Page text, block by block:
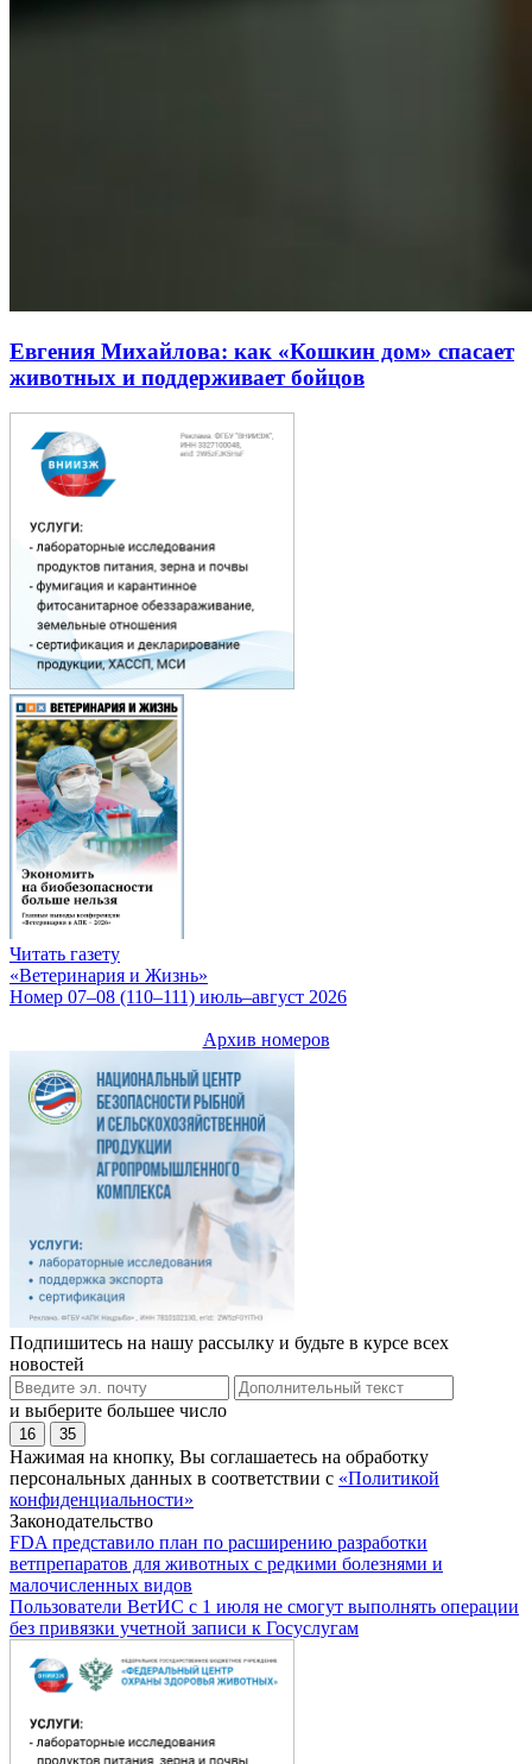
Евгения Михайлова: как «Кошкин дом» спасает
животных и поддерживает бойцов
Читать газету
«Ветеринария и Жизнь»
Номер 07–08 (110–111) июль–август 2026
Архив номеров
Подпишитесь на нашу рассылку и будьте в курсе всех
новостей
и выберите большее число
16 35
Нажимая на кнопку, Вы соглашаетесь на обработку
персональных данных в соответствии с «Политикой
конфиденциальности»
Законодательство
FDA представило план по расширению разработки
ветпрепаратов для животных с редкими болезнями и
малочисленных видов
Пользователи ВетИС с 1 июля не смогут выполнять операции
без привязки учетной записи к Госуслугам